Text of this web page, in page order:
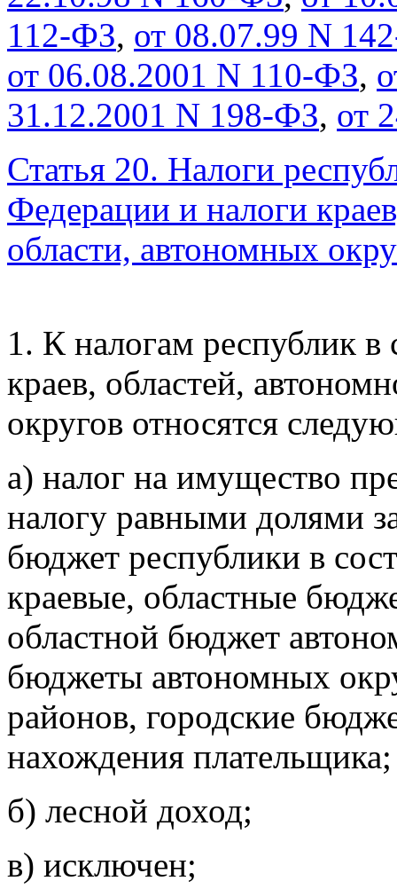
112-ФЗ, от 08.07.99 N
от 06.08.2001 N 110-ФЗ,
31.12.2001 N 198-ФЗ, от
Статья 20. Налоги
Федерации и налоги
области, автономных
1. К налогам республик в
краев, областей,
округов относятся
а) налог на имущество
налогу равными долями
бюджет республики в
краевые, областные
областной бюджет
бюджеты автономных
районов, городские
нахождения плательщика;
б) лесной доход;
в) исключен;